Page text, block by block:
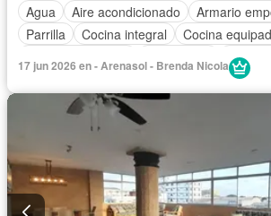
Agua
Aire acondicionado Armario
Parrilla
Cocina integral
Cocina
Garita de guardianía
Jardín
Conserje
Seguridad Vista panorámica
17 jun 2026 en - Arenasol - Brenda Nicola